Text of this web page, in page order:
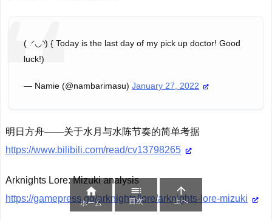
( .◜◡◝) { Today is the last day of my pick up doctor! Good
luck!)
— Namie (@nambarimasu) January 27, 2022
明日方舟——关于水月与水陈节奏的简单考据
https://www.bilibili.com/read/cv13798265
Arknights Lore: Mizuki analysis
https://gamepress.gg/arknights/lore/arknights-lore-mizuki

ホーム

目次

上へ